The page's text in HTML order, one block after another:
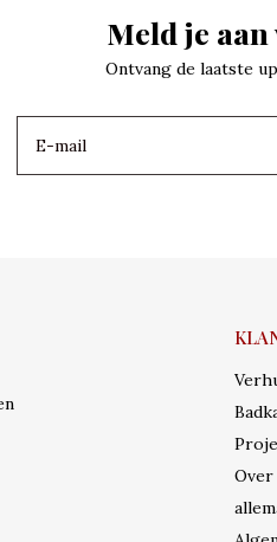
Meld je
Ontvang de laatste